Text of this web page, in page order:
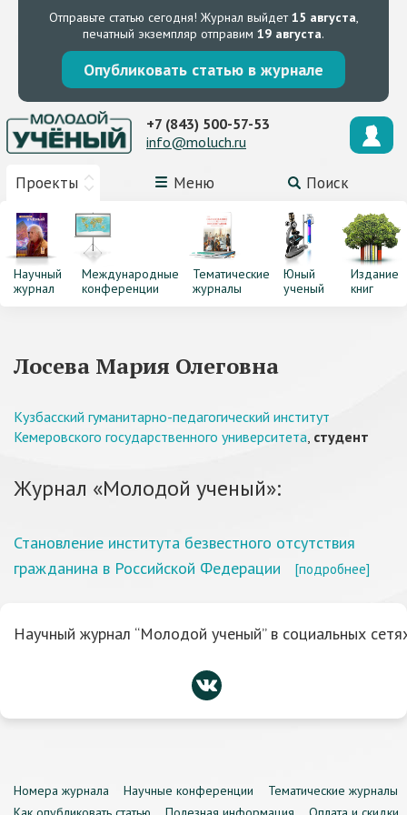
Отправьте статью сегодня! Журнал выйдет15 августа,
печатный экземпляр отправим 19 августа.
Опубликовать статью в журнале
Проекты Меню Поиск
+7 (843) 500-57-53
info@moluch.ru
Научный
журнал
Международные
конференции
Тематические
журналы
Юный
ученый
Издание
книг
Лосева Мария Олеговна
Кузбасский гуманитарно-педагогический институт
Кемеровского государственного университета, студент
Журнал «Молодой ученый»:
Становление института безвестного отсутствия
гражданина в Российской Федерации
[подробнее]
Научный журнал “Молодой ученый” в социальных
Номера журнала Научные конференции
Тематические журналы